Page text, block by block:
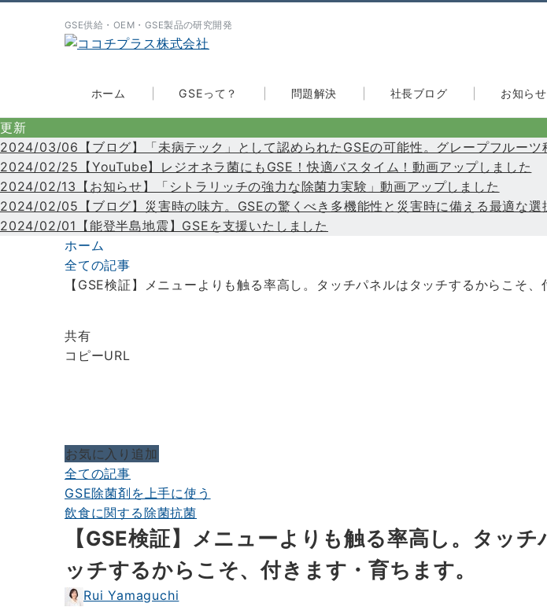
GSE供給・OEM・GSE製品の研究開発
ホーム GSEって？ 問題解決 社長ブログ お知らせ
更新
2024/03/06【ブログ】「未病テック」として認められたGSEの可能性。グレープフルーツ
2024/02/25【YouTube】レジオネラ菌にもGSE！快適バスタイム！動画アップしました
2024/02/13【お知らせ】「シトラリッチの強力な除菌力実験」動画アップしました
2024/02/05【ブログ】災害時の味方。GSEの驚くべき多機能性と災害時に備える最適な選
2024/02/01【能登半島地震】GSEを支援いたしました
ホーム
全ての記事
【GSE検証】メニューよりも触る率高し。タッチパネルはタッチするからこそ、
共有
コピーURL
お気に入り追加
全ての記事
GSE除菌剤を上手に使う
飲食に関する除菌抗菌
【GSE検証】メニューよりも触る率高し。タッチ
ッチするからこそ、付きます・育ちます。
Rui Yamaguchi